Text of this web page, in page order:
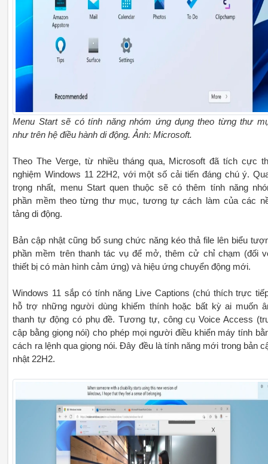
Menu Start sẽ có tính năng nhóm ứng dụng theo từng thư
như trên hệ điều hành di động. Ảnh: Microsoft.
Theo The Verge, từ nhiều tháng qua, Microsoft đã tích cực
nghiệm Windows 11 22H2, với một số cải tiến đáng chú ý.
trọng nhất, menu Start quen thuộc sẽ có thêm tính năng
phần mềm theo từng thư mục, tương tự cách làm của các
tảng di động.
Bản cập nhật cũng bổ sung chức năng kéo thả file lên biểu
phần mềm trên thanh tác vụ để mở, thêm cử chỉ chạm (đối
thiết bị có màn hình cảm ứng) và hiệu ứng chuyển động mới.
Windows 11 sắp có tính năng Live Captions (chú thích trực
hỗ trợ những người dùng khiếm thính hoặc bất kỳ ai muốn
thanh tự động có phụ đề. Tương tự, công cụ Voice Access
cập bằng giọng nói) cho phép mọi người điều khiển máy tính
cách ra lệnh qua giọng nói. Đây đều là tính năng mới trong bản
nhật 22H2.